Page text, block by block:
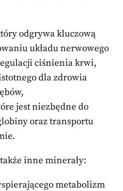
odgrywa kluczową
układu nerwowego
ciśnienia krwi,
dla zdrowia
jest niezbędne do
oraz transportu
inne minerały:
metabolizm